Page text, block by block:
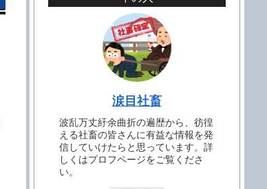
涙目社畜
波乱万丈紆余曲折の遍歴から、彷徨
える社畜の皆さんに有益な情報を発
信していけたらと思っています。詳
しくはプロフページをご覧くださ
い。